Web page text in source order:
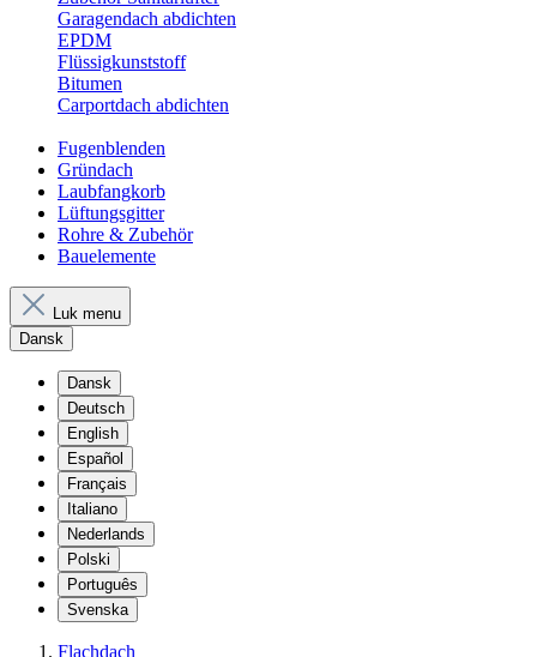
Garagendach abdichten
EPDM
Flüssigkunststoff
Bitumen
Carportdach abdichten
Fugenblenden
Gründach
Laubfangkorb
Lüftungsgitter
Rohre & Zubehör
Bauelemente
Luk menu
Dansk
Dansk
Deutsch
English
Español
Français
Italiano
Nederlands
Polski
Português
Svenska
Flachdach